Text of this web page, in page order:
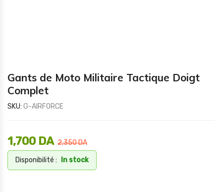
Gants de Moto Militaire Tactique Doigt
Complet
SKU: G-AIRFORCE
2,350DA
1,700 DA
Disponibilité : In stock